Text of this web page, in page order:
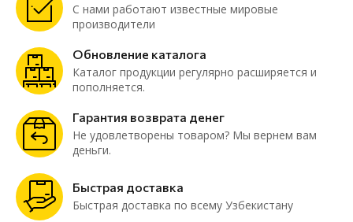
С нами работают известные мировые
производители
Обновление каталога
Каталог продукции регулярно расширяется и
пополняется.
Гарантия возврата денег
Не удовлетворены товаром? Мы вернем вам
деньги.
Быстрая доставка
Быстрая доставка по всему Узбекистану